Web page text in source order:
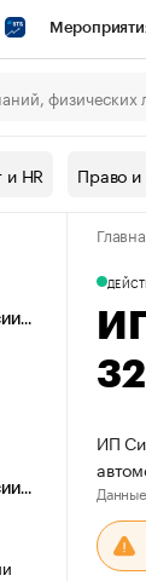
СПб
Рынок
HR Право и
ИП